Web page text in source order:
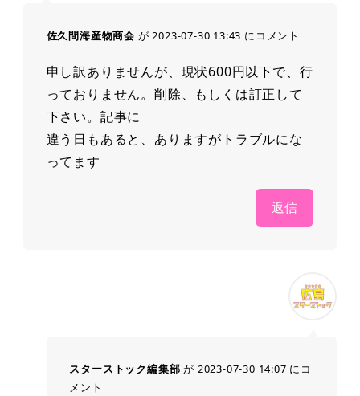
佐久間海産物商会 が 2023-07-30 13:43 にコメント
申し訳ありませんが、現状600円以下で、行
っておりません。削除、もしくは訂正して
下さい。記事に
違う日もあると、ありますがトラブルにな
ってます
返信
スターストック編集部 が 2023-07-30 14:07 にコ
メント